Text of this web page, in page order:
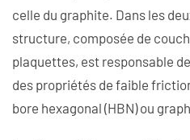
celle du graphite. Dans les
structure, composée de
plaquettes, est responsable
des propriétés de faible
bore hexagonal (HBN) ou